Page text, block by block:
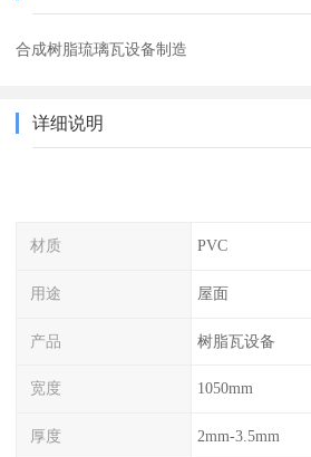
合成树脂琉璃瓦设备制造
详细说明
材质 PVC
用途 屋面
产品 树脂瓦设备
宽度 1050mm
厚度 2mm-3.5mm